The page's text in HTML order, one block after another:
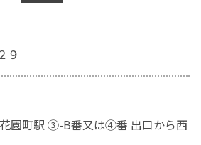
９
園町駅 ③-B番又は④番 出口から西